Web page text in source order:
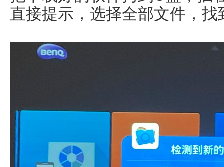
直接提示，选择全部文件，